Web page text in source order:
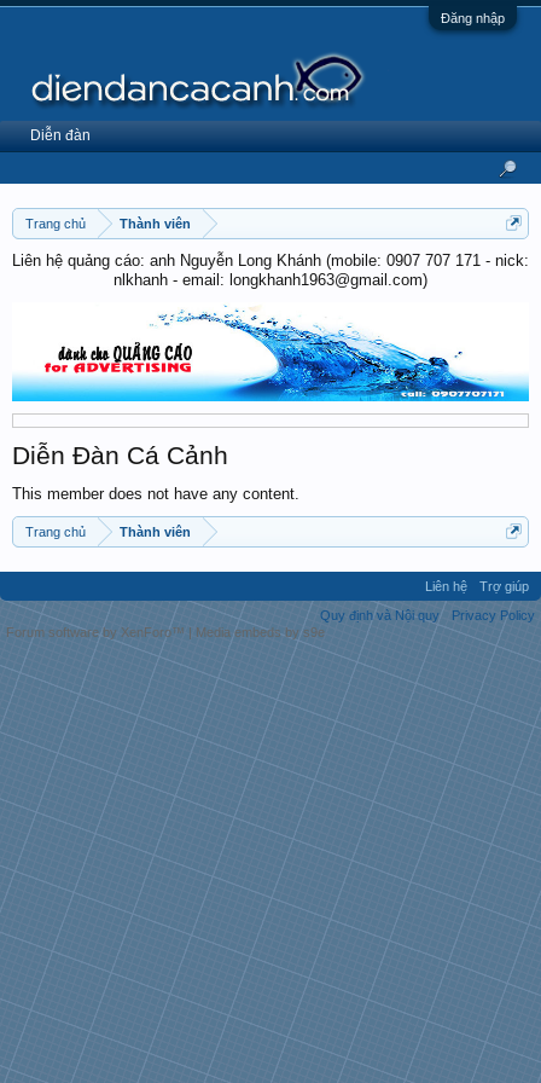
Đăng nhập
Trang chủ Thành viên
Liên hệ quảng cáo: anh Nguyễn Long Khánh (mobile: 0907 707 171 - nick:
nlkhanh - email: longkhanh1963@gmail.com)
Diễn Đàn Cá Cảnh
This member does not have any content.
Trang chủ Thành viên
Diễn đàn
Liên hệ
Trợ giúp
Quy định và Nội quy
Privacy Policy
Forum software by XenForo™ | Media embeds by s9e